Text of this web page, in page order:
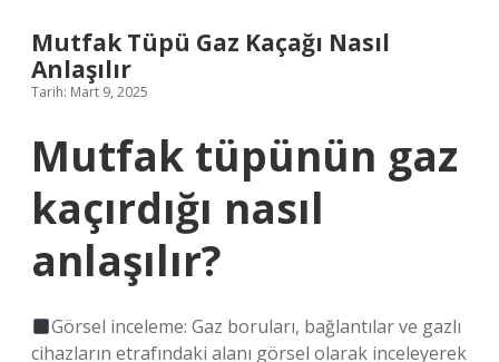
Mutfak Tüpü Gaz Kaçağı Nasıl
Anlaşılır
Tarih: Mart 9, 2025
Mutfak tüpünün gaz
kaçırdığı nasıl
anlaşılır?
Görsel inceleme: Gaz boruları, bağlantılar ve gazlı
cihazların etrafındaki alanı görsel olarak inceleyerek